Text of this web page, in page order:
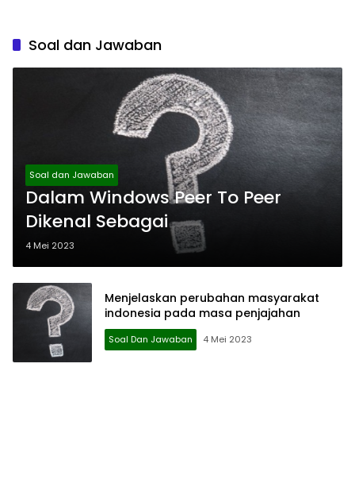
Soal dan Jawaban
Soal dan Jawaban
Dalam Windows Peer To Peer
Dikenal Sebagai
4 Mei 2023
Menjelaskan perubahan masyarakat
indonesia pada masa penjajahan
Soal Dan Jawaban 4 Mei 2023